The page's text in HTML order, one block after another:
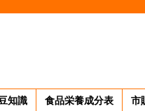
知識 食品栄養成分表 市